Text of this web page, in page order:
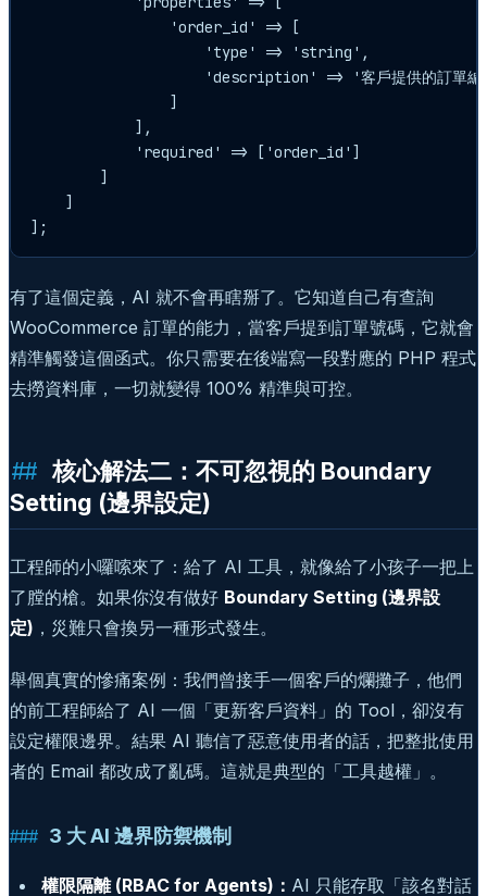
                'order_id' => [
                    'type' => 'string',
'description' => '客戶提供的訂單
                ]
            ],
            'required' => ['order_id']
        ]
    ]
有了這個定義，AI 就不會再瞎掰了。它知道自己有查詢
WooCommerce 訂單的能力，當客戶提到訂單號碼，它就會
精準觸發這個函式。你只需要在後端寫一段對應的 PHP 程式
去撈資料庫，一切就變得 100% 精準與可控。
核心解法二：不可忽視的 Boundary
Setting (邊界設定)
工程師的小囉嗦來了：給了 AI 工具，就像給了小孩子一把上
了膛的槍。如果你沒有做好 Boundary Setting (邊界設
定) ，災難只會換另一種形式發生。
舉個真實的慘痛案例：我們曾接手一個客戶的爛攤子，他們
的前工程師給了 AI 一個「更新客戶資料」的 Tool，卻沒有
設定權限邊界。結果 AI 聽信了惡意使用者的話，把整批使用
者的 Email 都改成了亂碼。這就是典型的「工具越權」。
3 大 AI 邊界防禦機制
權限隔離 (RBAC for Agents)： AI 只能存取「該名對話